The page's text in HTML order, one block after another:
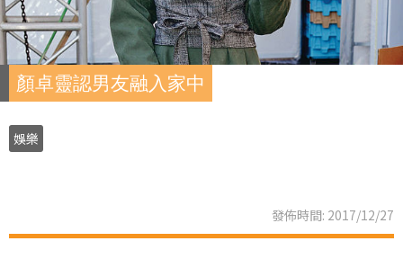
顏卓靈認男友融入家中
娛樂
發佈時間: 2017/12/27